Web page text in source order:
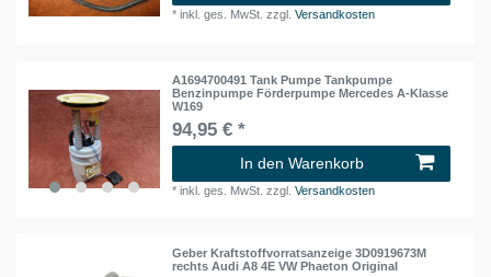
*inkl. ges. MwSt. zzgl.Versandkosten
A1694700491 Tank Pumpe Tankpumpe
Benzinpumpe Förderpumpe Mercedes A-Klasse
W169
94,95 € *
In den Warenkorb
*inkl. ges. MwSt. zzgl.Versandkosten
Geber Kraftstoffvorratsanzeige 3D0919673M
rechts Audi A8 4E VW Phaeton Original